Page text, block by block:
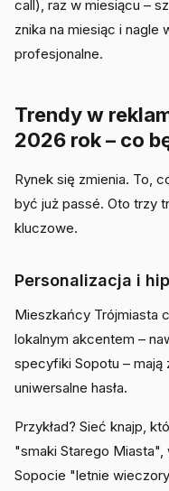
call), raz w miesiącu –
znika na miesiąc i nagle
profesjonalne.
Trendy w
2026 rok – co
Rynek się zmienia. To,
być już passé. Oto trzy
kluczowe.
Personalizacja i
Mieszkańcy Trójmiasta
lokalnym akcentem –
specyfiki Sopotu – mają
uniwersalne hasła.
Przykład? Sieć knajp,
"smaki Starego
Sopocie "letnie